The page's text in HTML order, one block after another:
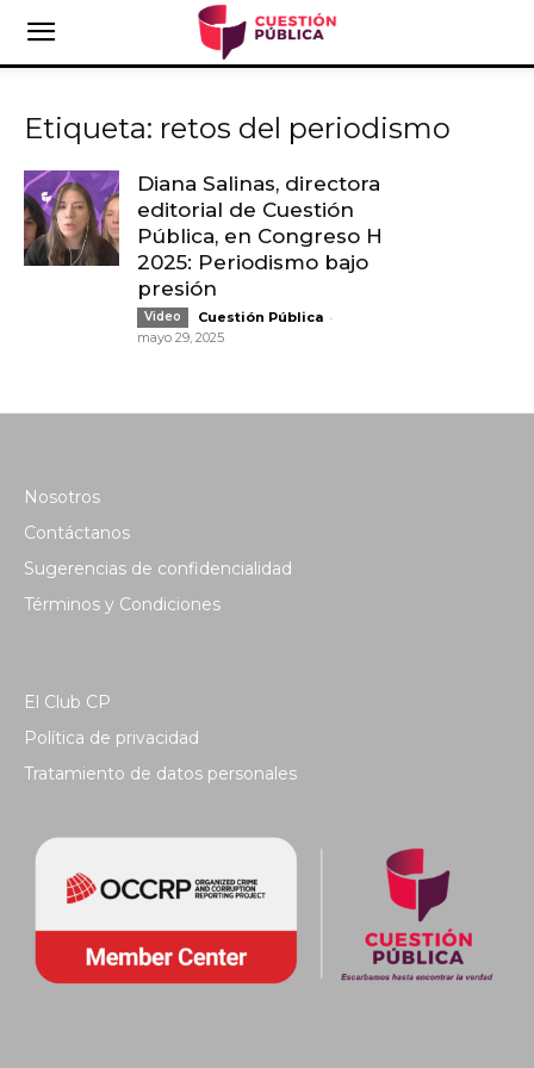
Etiqueta: retos del periodismo
Diana Salinas, directora
editorial de Cuestión
Pública, en Congreso H
2025: Periodismo bajo
presión
Video Cuestión Pública -
mayo 29, 2025
Nosotros
Contáctanos
Sugerencias de confidencialidad
Términos y Condiciones
El Club CP
Política de privacidad
Tratamiento de datos personales